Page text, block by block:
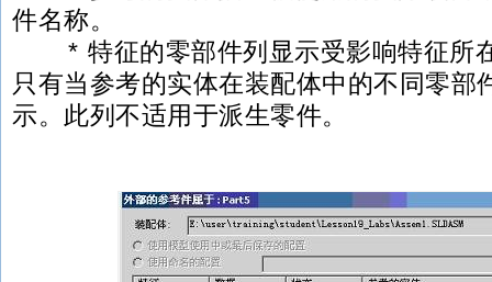
件名称。
* 特征的零部件列显示受影响特征所
只有当参考的实体在装配体中的不同零部
示。此列不适用于派生零件。